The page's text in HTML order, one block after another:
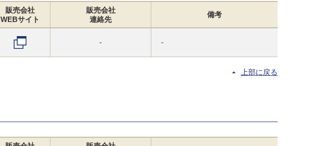
販売会社
WEBサイト
販売会社
連絡先
備考
- -
上部に戻る